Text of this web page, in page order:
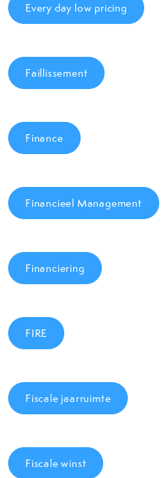
Every day low pricing
Faillissement
Finance
Financieel Management
Financiering
FIRE
Fiscale jaarruimte
Fiscale winst